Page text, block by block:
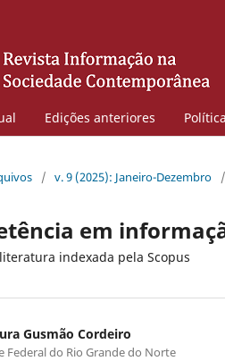
Edições anteriores
/ v. 9 (2025): Janeiro-Dezembro /
em
indexada pela Scopus
Gusmão Cordeiro
Federal do Rio Grande do Norte